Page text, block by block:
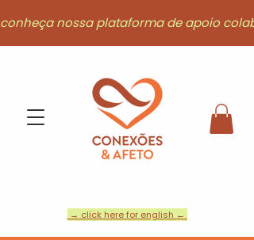
conheça nossa plataforma de apoio
→ click here for english ←